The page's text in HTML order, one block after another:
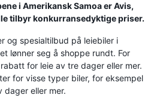
i Amerikansk Samoa er Avis,
tilbyr konkurransedyktige priser.
og spesialtilbud på leiebiler i
lønner seg å shoppe rundt. For
for leie av tre dager eller mer.
for visse typer biler, for eksempel
dager eller mer.